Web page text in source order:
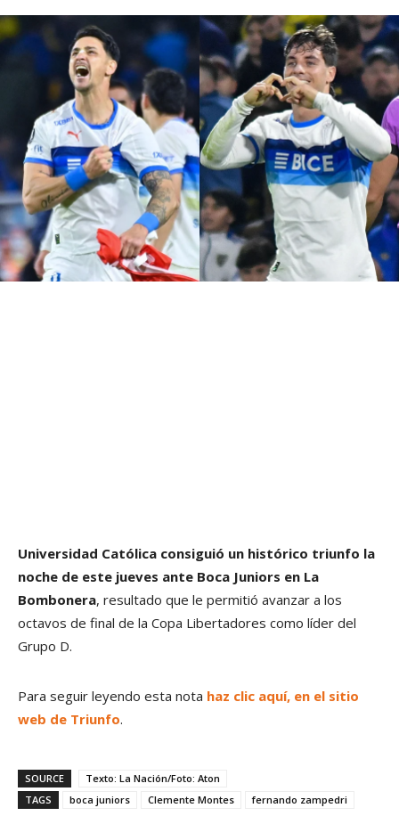
Universidad Católica consiguió un histórico triunfo la
noche de este jueves ante Boca Juniors en La
Bombonera, resultado que le permitió avanzar a los
octavos de final de la Copa Libertadores como líder del
Grupo D.
Para seguir leyendo esta nota haz clic aquí, en el sitio
web de Triunfo.
SOURCE
Texto: La Nación/Foto: Aton
TAGS
boca juniors Clemente Montes
fernando zampedri